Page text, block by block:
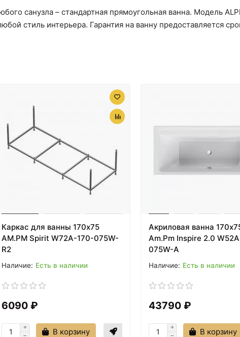
санузла – стандартная прямоугольная ванна. Модель
стиль интерьера. Гарантия на ванну предоставляется
Каркас для ванны 170х75
AM.PM Spirit W72A-170-075W-
R2
Есть в наличии
6090 ₽
В корзину
Акриловая ванна
Am.Pm Inspire 2.0
075W-A
Есть в наличии
43790 ₽
В корзину